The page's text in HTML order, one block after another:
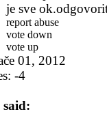
je sve
report abuse
vote down
vote up
01, 2012
-4
said: